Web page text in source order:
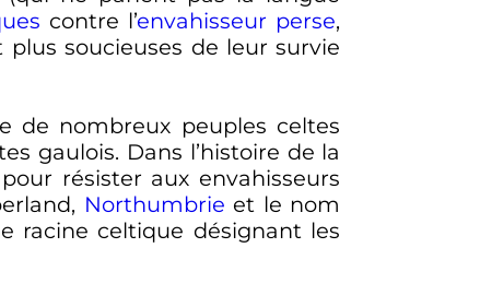
contre l’envahisseur perse,
plus soucieuses de leur survie
de nombreux peuples celtes
gaulois. Dans l’histoire de la
pour résister aux envahisseurs
Northumbrie et le nom
racine celtique désignant les